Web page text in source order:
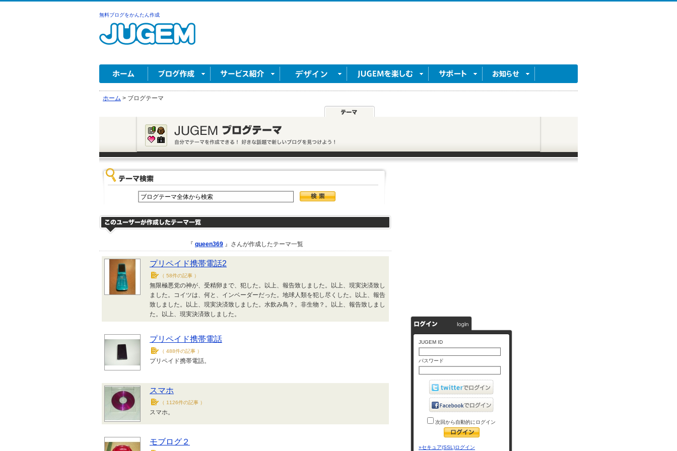
無料ブログをかんたん作成
ホーム > ブログテーマ
『 queen369 』さんが作成したテーマ一覧
プリペイド携帯電話2
（ 58件の記事 ）
無限極悪党の神が、受精卵まで、犯した。以上、報告致しました。以上、現実決済致し
ました。コイツは、何と、インベーダーだった。地球人類を犯し尽くした。以上、報告
致しました。以上、現実決済致しました。水飲み鳥？。非生物？。以上、報告致しまし
た。以上、現実決済致しました。
プリペイド携帯電話
（ 488件の記事 ）
プリペイド携帯電話。
スマホ
（ 1126件の記事 ）
スマホ。
モブログ２
JUGEM ID
パスワード
次回から自動的にログイン
»セキュア(SSL)ログイン